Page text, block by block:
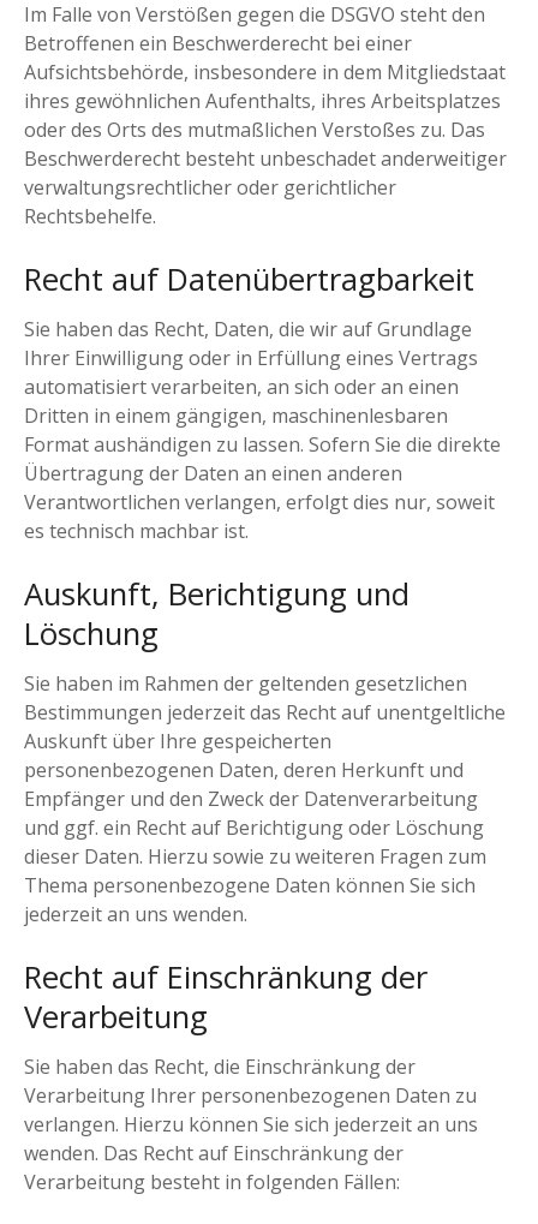
Im Falle von Verstößen gegen die DSGVO steht den
Betroffenen ein Beschwerderecht bei einer
Aufsichtsbehörde, insbesondere in dem Mitgliedstaat
ihres gewöhnlichen Aufenthalts, ihres Arbeitsplatzes
oder des Orts des mutmaßlichen Verstoßes zu. Das
Beschwerderecht besteht unbeschadet anderweitiger
verwaltungsrechtlicher oder gerichtlicher
Rechtsbehelfe.
Recht auf Daten­übertrag­barkeit
Sie haben das Recht, Daten, die wir auf Grundlage
Ihrer Einwilligung oder in Erfüllung eines Vertrags
automatisiert verarbeiten, an sich oder an einen
Dritten in einem gängigen, maschinenlesbaren
Format aushändigen zu lassen. Sofern Sie die direkte
Übertragung der Daten an einen anderen
Verantwortlichen verlangen, erfolgt dies nur, soweit
es technisch machbar ist.
Auskunft, Berichtigung und
Löschung
Sie haben im Rahmen der geltenden gesetzlichen
Bestimmungen jederzeit das Recht auf unentgeltliche
Auskunft über Ihre gespeicherten
personenbezogenen Daten, deren Herkunft und
Empfänger und den Zweck der Datenverarbeitung
und ggf. ein Recht auf Berichtigung oder Löschung
dieser Daten. Hierzu sowie zu weiteren Fragen zum
Thema personenbezogene Daten können Sie sich
jederzeit an uns wenden.
Recht auf Einschränkung der
Verarbeitung
Sie haben das Recht, die Einschränkung der
Verarbeitung Ihrer personenbezogenen Daten zu
verlangen. Hierzu können Sie sich jederzeit an uns
wenden. Das Recht auf Einschränkung der
Verarbeitung besteht in folgenden Fällen: